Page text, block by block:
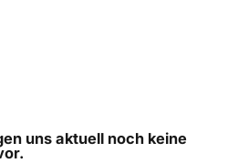
uns aktuell noch keine